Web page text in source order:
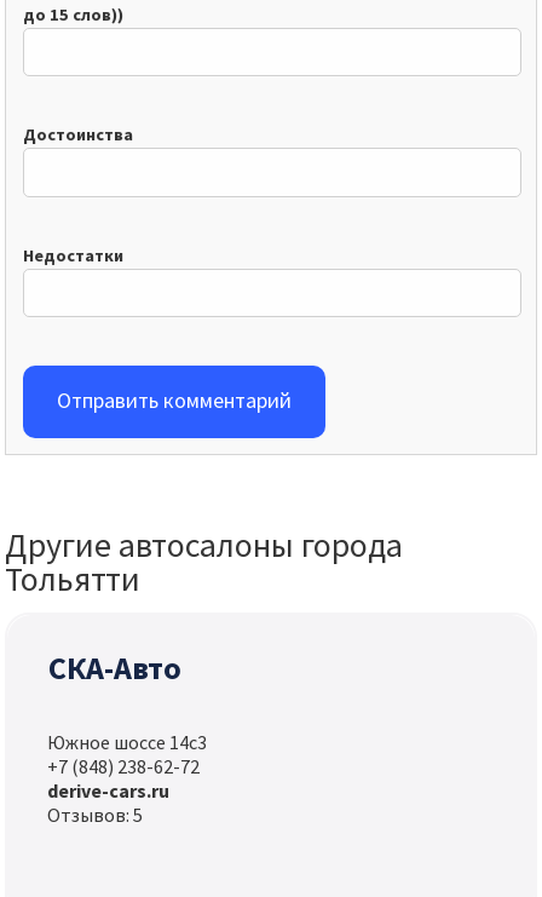
до 15 слов))
Достоинства
Недостатки
Отправить комментарий
Другие автосалоны города
Тольятти
СКА-Авто
Южное шоссе 14с3
+7 (848) 238-62-72
derive-cars.ru
Отзывов: 5